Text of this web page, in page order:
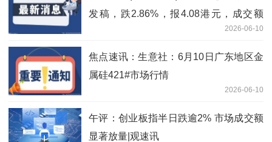
发稿，跌2.86%，报4.08港元，成交额
2026-06-10
焦点速讯：生意社：6月10日广东地区金
属硅421#市场行情
2026-06-10
午评：创业板指半日跌逾2% 市场成交额
显著放量|观速讯